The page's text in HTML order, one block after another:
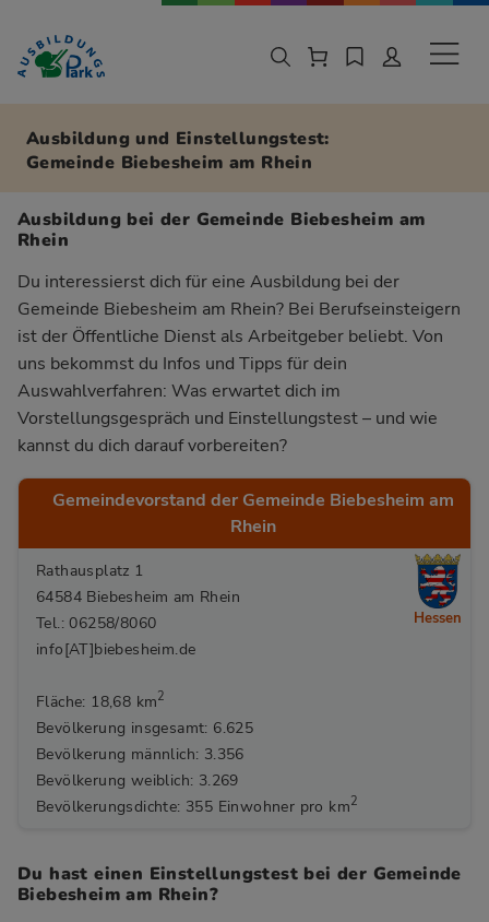
Zur Navigation springen
Zu den Hauptinhalten springen
Ausbildung und Einstellungstest:
Gemeinde Biebesheim am Rhein
Ausbildung bei der Gemeinde Biebesheim am
Rhein
Du interessierst dich für eine Ausbildung bei der
Gemeinde Biebesheim am Rhein? Bei Berufseinsteigern
ist der Öffentliche Dienst als Arbeitgeber beliebt. Von
uns bekommst du Infos und Tipps für dein
Auswahlverfahren: Was erwartet dich im
Vorstellungsgespräch und Einstellungstest – und wie
kannst du dich darauf vorbereiten?
Gemeindevorstand der Gemeinde Biebesheim am
Rhein
Rathausplatz 1
64584 Biebesheim am Rhein
Tel.: 06258/8060
info[AT]biebesheim.de
Fläche: 18,68 km2
Bevölkerung insgesamt: 6.625
Bevölkerung männlich: 3.356
Bevölkerung weiblich: 3.269
Bevölkerungsdichte: 355 Einwohner pro km2
Hessen
Du hast einen Einstellungstest bei der Gemeinde
Biebesheim am Rhein?